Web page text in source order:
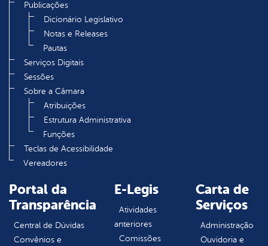
Publicações
Dicionário Legislativo
Notas e Releases
Pautas
Serviços Digitais
Sessões
Sobre a Câmara
Atribuições
Estrutura Administrativa
Funções
Teclas de Acessibilidade
Vereadores
Portal da
Transparência
Central de Dúvidas
Convênios e
E-Legis
Atividades
anteriores
Comissões
Carta de
Serviços
Administração
Ouvidoria e